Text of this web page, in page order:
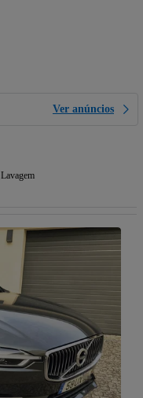
Ver anúncios
Lavagem